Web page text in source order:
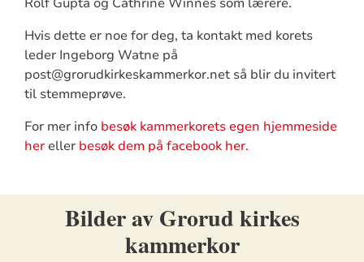
Hvis dette er noe for deg, ta kontakt med korets
leder Ingeborg Watne på
post@grorudkirkeskammerkor.net så blir du invitert
til stemmeprøve.
For mer info besøk kammerkorets egen hjemmeside
hereller besøk dem på facebook her.
Bilder av Grorud kirkes
kammerkor